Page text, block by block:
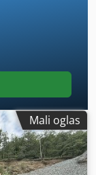
Mali oglas